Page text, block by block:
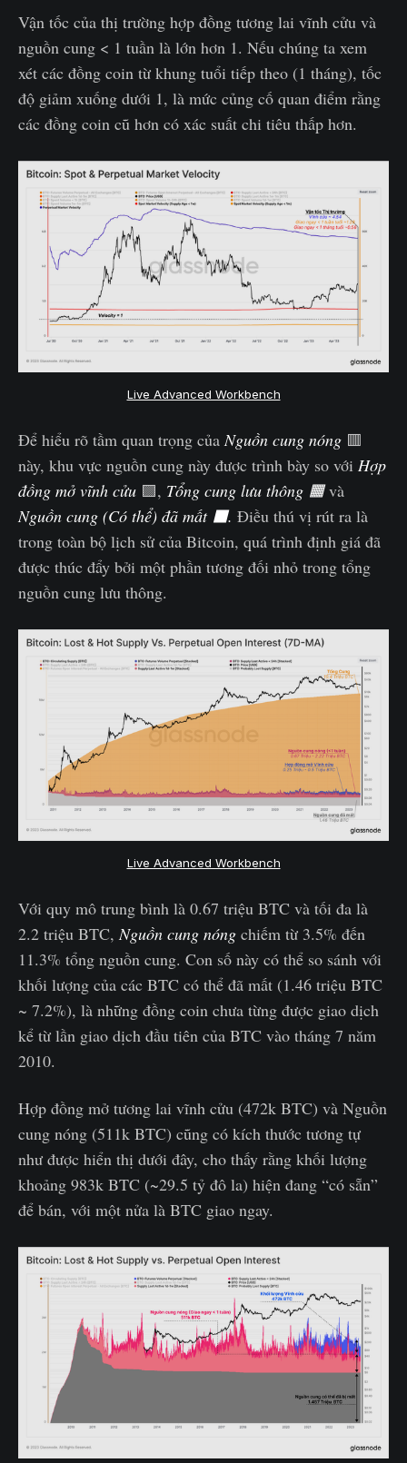
Vận tốc của thị trường hợp đồng tương lai vĩnh cửu và
nguồn cung < 1 tuần là lớn hơn 1. Nếu chúng ta xem
xét các đồng coin từ khung tuổi tiếp theo (1 tháng), tốc
độ giảm xuống dưới 1, là mức củng cố quan điểm rằng
các đồng coin cũ hơn có xác suất chi tiêu thấp hơn.
Live Advanced Workbench
Để hiểu rõ tầm quan trọng củaNguồn cung nóng 🟥
này, khu vực nguồn cung này được trình bày so với Hợp
đồng mở vĩnh cửu 🟪, Tổng cung lưu thông 🟧và
Nguồn cung (Có thể) đã mất ⬛. Điều thú vị rút ra là
trong toàn bộ lịch sử của Bitcoin, quá trình định giá đã
được thúc đẩy bởi một phần tương đối nhỏ trong tổng
nguồn cung lưu thông.
Live Advanced Workbench
Với quy mô trung bình là 0.67 triệu BTC và tối đa là
2.2 triệu BTC,Nguồn cung nóng chiếm từ 3.5% đến
11.3% tổng nguồn cung. Con số này có thể so sánh với
khối lượng của các BTC có thể đã mất (1.46 triệu BTC
~ 7.2%), là những đồng coin chưa từng được giao dịch
kể từ lần giao dịch đầu tiên của BTC vào tháng 7 năm
2010.
Hợp đồng mở tương lai vĩnh cửu (472k BTC) và Nguồn
cung nóng (511k BTC) cũng có kích thước tương tự
như được hiển thị dưới đây, cho thấy rằng khối lượng
khoảng 983k BTC (~29.5 tỷ đô la) hiện đang “có sẵn”
để bán, với một nửa là BTC giao ngay.